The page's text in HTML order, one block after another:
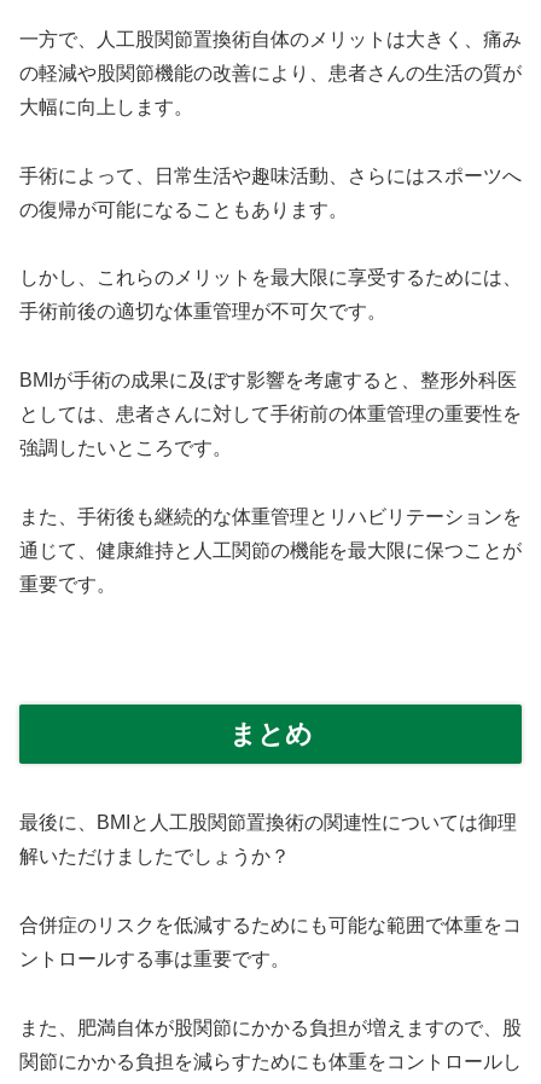
一方で、人工股関節置換術自体のメリットは大きく、痛み
の軽減や股関節機能の改善により、患者さんの生活の質が
大幅に向上します。
手術によって、日常生活や趣味活動、さらにはスポーツへ
の復帰が可能になることもあります。
しかし、これらのメリットを最大限に享受するためには、
手術前後の適切な体重管理が不可欠です。
BMIが手術の成果に及ぼす影響を考慮すると、整形外科医
としては、患者さんに対して手術前の体重管理の重要性を
強調したいところです。
また、手術後も継続的な体重管理とリハビリテーションを
通じて、健康維持と人工関節の機能を最大限に保つことが
重要です。
まとめ
最後に、BMIと人工股関節置換術の関連性については御理
解いただけましたでしょうか？
合併症のリスクを低減するためにも可能な範囲で体重をコ
ントロールする事は重要です。
また、肥満自体が股関節にかかる負担が増えますので、股
関節にかかる負担を減らすためにも体重をコントロールし